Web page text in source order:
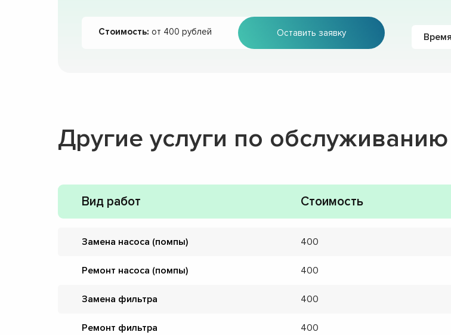
Стоимость: от 400 рублей Оставить заявку
Другие услуги по
Вид работ Стоимость
Замена насоса (помпы) 400
Ремонт насоса (помпы) 400
Замена фильтра 400
Ремонт фильтра 400